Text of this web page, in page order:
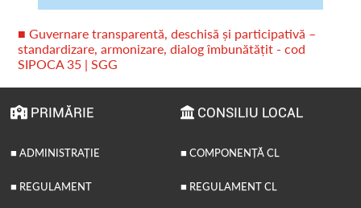
■ Guvernare transparentă, deschisă și participativă –
standardizare, armonizare, dialog îmbunătățit - cod
SIPOCA 35 | SGG
PRIMĂRIE
■ ADMINISTRAȚIE
■ REGULAMENT
CONSILIU LOCAL
■ COMPONENȚĂ CL
■ REGULAMENT CL